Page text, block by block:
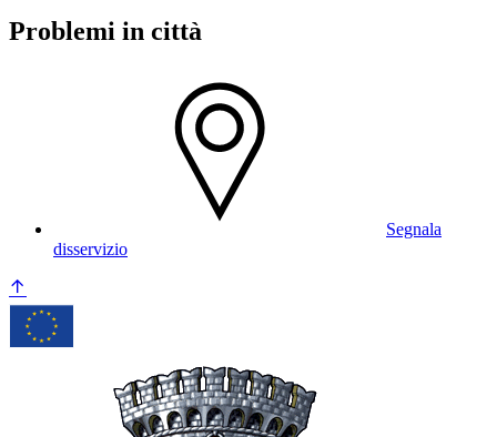
Problemi in città
Segnala
disservizio